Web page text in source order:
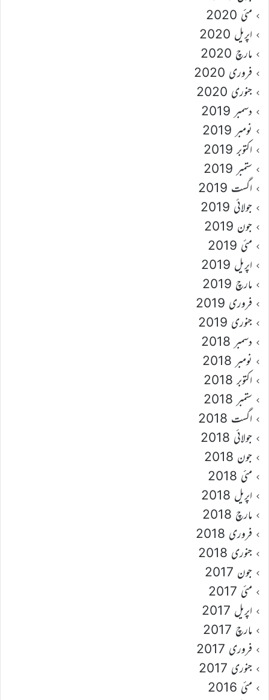
مئی 2020
اپریل 2020
مارچ 2020
فروری 2020
جنوری 2020
دسمبر 2019
نومبر 2019
اکتوبر 2019
ستمبر 2019
اگست 2019
جولائی 2019
جون 2019
مئی 2019
اپریل 2019
مارچ 2019
فروری 2019
جنوری 2019
دسمبر 2018
نومبر 2018
اکتوبر 2018
ستمبر 2018
اگست 2018
جولائی 2018
جون 2018
مئی 2018
اپریل 2018
مارچ 2018
فروری 2018
جنوری 2018
جون 2017
مئی 2017
اپریل 2017
مارچ 2017
فروری 2017
جنوری 2017
مئی 2016